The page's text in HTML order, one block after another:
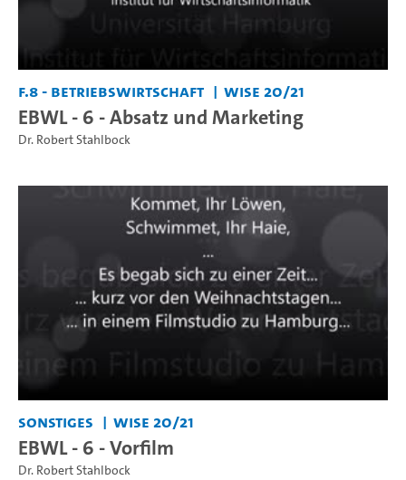
F.8 - Betriebswirtschaft WiSe 20/21
EBWL - 6 - Absatz und Marketing
Dr. Robert Stahlbock
Sonstiges WiSe 20/21
EBWL - 6 - Vorfilm
Dr. Robert Stahlbock